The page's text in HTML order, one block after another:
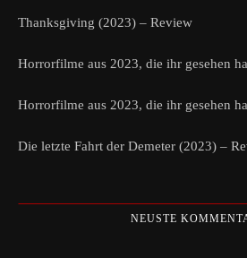
Thanksgiving (2023) – Review
Horrorfilme aus 2023, die ihr gesehen
Horrorfilme aus 2023, die ihr gesehen
Die letzte Fahrt der Demeter (2023) –
NEUSTE